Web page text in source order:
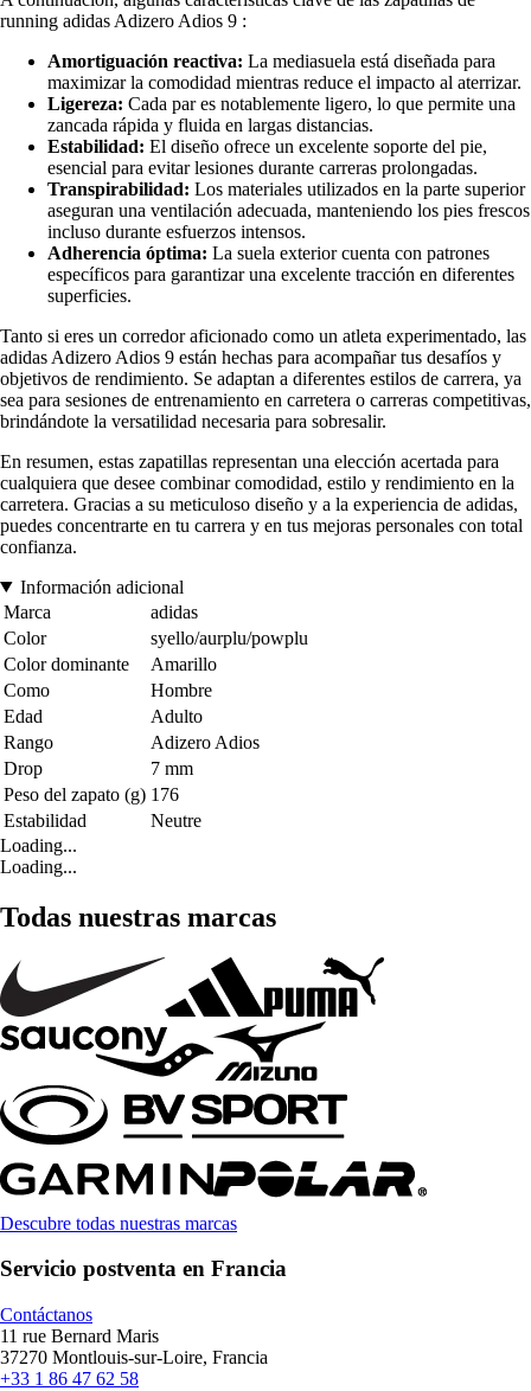
running adidas Adizero Adios 9 :
Amortiguación reactiva: La mediasuela está diseñada para
maximizar la comodidad mientras reduce el impacto al aterrizar.
Ligereza: Cada par es notablemente ligero, lo que permite una
zancada rápida y fluida en largas distancias.
Estabilidad: El diseño ofrece un excelente soporte del pie,
esencial para evitar lesiones durante carreras prolongadas.
Transpirabilidad: Los materiales utilizados en la parte superior
aseguran una ventilación adecuada, manteniendo los pies frescos
incluso durante esfuerzos intensos.
Adherencia óptima: La suela exterior cuenta con patrones
específicos para garantizar una excelente tracción en diferentes
superficies.
Tanto si eres un corredor aficionado como un atleta experimentado, las
adidas Adizero Adios 9 están hechas para acompañar tus desafíos y
objetivos de rendimiento. Se adaptan a diferentes estilos de carrera, ya
sea para sesiones de entrenamiento en carretera o carreras competitivas,
brindándote la versatilidad necesaria para sobresalir.
En resumen, estas zapatillas representan una elección acertada para
cualquiera que desee combinar comodidad, estilo y rendimiento en la
carretera. Gracias a su meticuloso diseño y a la experiencia de adidas,
puedes concentrarte en tu carrera y en tus mejoras personales con total
confianza.
Información adicional
Marca
adidas
Color
syello/aurplu/powplu
Color dominante
Amarillo
Como
Hombre
Edad
Adulto
Rango
Adizero Adios
Drop
7 mm
Peso del zapato (g) 176
Estabilidad
Neutre
Loading...
Loading...
Todas nuestras marcas
Descubre todas nuestras marcas
Servicio postventa en Francia
Contáctanos
11 rue Bernard Maris
37270 Montlouis-sur-Loire, Francia
+33 1 86 47 62 58